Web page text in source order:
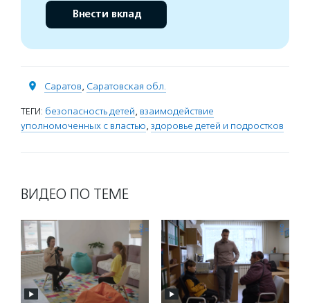
Внести вклад
Саратов, Саратовская обл.
ТЕГИ: безопасность детей, взаимодействие
уполномоченных с властью, здоровье детей и подростков
ВИДЕО ПО ТЕМЕ